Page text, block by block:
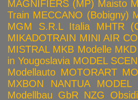
MAGNIFIERS (MP) Maisto
Train MECCANO (Bobigny)
MGM S.R.L Italia
MHTR
MIKADOTRAIN MINI AIR
MISTRAL MKB Modelle MKD
in Yougoslavia MODEL
Modellauto MOTORART
MXBON
NANTUA MODEL
Modellbau GbR NZG